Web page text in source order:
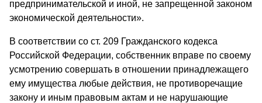
предпринимательской и иной, не запрещенной законом
экономической деятельности».
В соответствии со ст. 209 Гражданского кодекса
Российской Федерации, собственник вправе по своему
усмотрению совершать в отношении принадлежащего
ему имущества любые действия, не противоречащие
закону и иным правовым актам и не нарушающие